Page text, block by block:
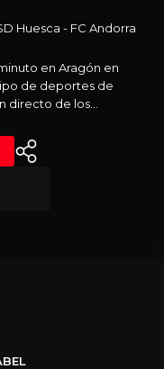
Huesca - FC Andorra
en Aragón en
de deportes de
directo de los
Desde el campo, en
ilusión de la afición,
estadio a la radio,